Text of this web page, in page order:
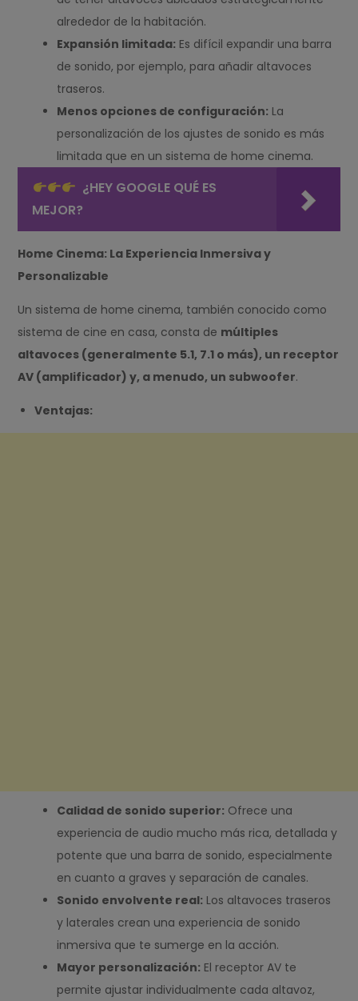
alrededor de la habitación.
Expansión limitada: Es difícil expandir una barra
de sonido, por ejemplo, para añadir altavoces
traseros.
Menos opciones de configuración: La
personalización de los ajustes de sonido es más
limitada que en un sistema de home cinema.
¿HEY GOOGLE QUÉ ES
MEJOR?
Home Cinema: La Experiencia Inmersiva y
Personalizable
Un sistema de home cinema, también conocido como
sistema de cine en casa, consta de múltiples
altavoces (generalmente 5.1, 7.1 o más), un receptor
AV (amplificador) y, a menudo, un subwoofer.
Ventajas:
Calidad de sonido superior: Ofrece una
experiencia de audio mucho más rica, detallada y
potente que una barra de sonido, especialmente
en cuanto a graves y separación de canales.
Sonido envolvente real: Los altavoces traseros
y laterales crean una experiencia de sonido
inmersiva que te sumerge en la acción.
Mayor personalización: El receptor AV te
permite ajustar individualmente cada altavoz,